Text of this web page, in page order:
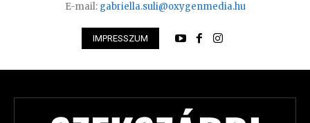
E-mail: gabriella.suli@oxygenmedia.hu
IMPRESSZUM